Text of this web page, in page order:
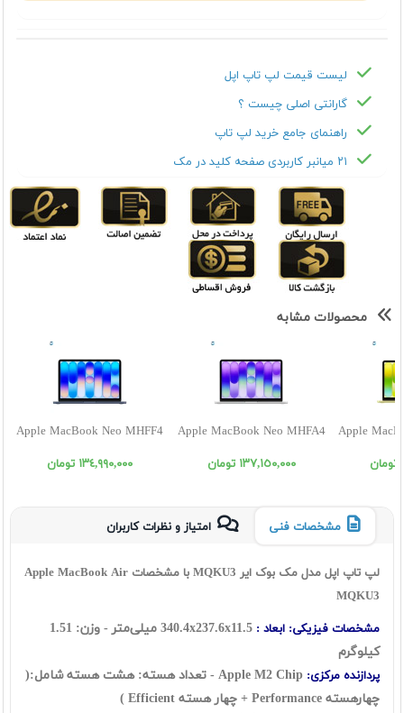
لیست قیمت لپ تاپ اپل
گارانتی اصلی چیست ؟
راهنمای جامع خرید لپ تاپ
۲۱ میانبر کاربردی صفحه کلید در مک
محصولات مشابه
Apple MacBook Neo MHFF4
١٣٤,٩٩٠,٠٠٠ تومان
Apple MacBook Neo MHFA4
١٣٧,١٥٠,٠٠٠ تومان
Apple
مشخصات فنی امتیاز و نظرات کاربران
لپ تاپ اپل مدل مک بوک ایر MQKU3 با مشخصات Apple MacBook Air
MQKU3
مشخصات فیزیکی: ابعاد :
340.4x237.6x11.5 میلی‌متر - وزن: 1.51
کیلوگرم
پردازنده مرکزی:
Apple M2 Chip - تعداد هسته: هشت هسته شامل:(
چهارهسته Performance + چهار هسته Efficient )